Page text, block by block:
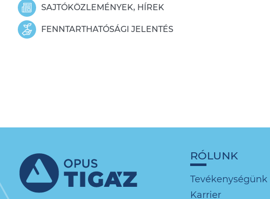
SAJTÓKÖZLEMÉNYEK, HÍREK
FENNTARTHATÓSÁGI JELENTÉS
RÓLUNK
Tevékenységünk
Karrier